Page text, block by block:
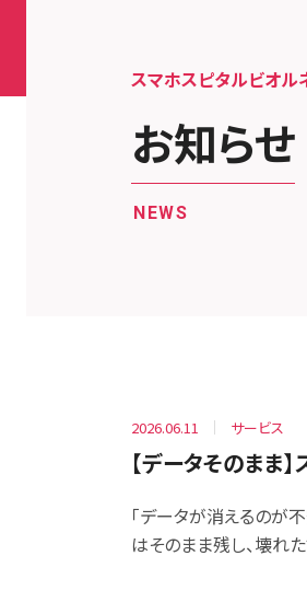
スマホスピタルビオル
お知らせ
NEWS
2026.06.11 サービス
【データそのまま
「データが消えるのが
はそのまま残し、壊れ